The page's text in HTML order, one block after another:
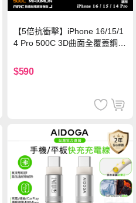
【5倍抗衝擊】iPhone 16/15/1
4 Pro 500C 3D曲面全覆蓋鋼化
保護貼
$590